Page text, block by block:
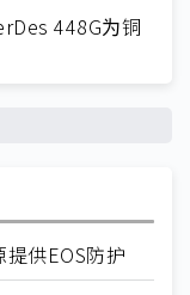
448G为铜
供EOS防护